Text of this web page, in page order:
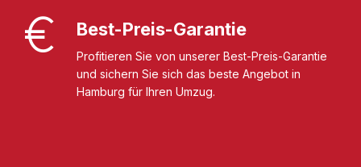
Best-Preis-Garantie
Profitieren Sie von unserer Best-Preis-Garantie
und sichern Sie sich das beste Angebot in
Hamburg für Ihren Umzug.